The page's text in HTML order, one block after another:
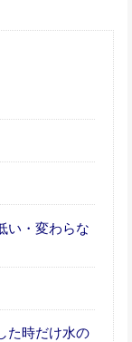
い・変わらな
た時だけ水の